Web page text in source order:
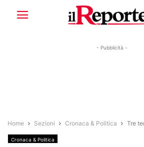
- Pubblicità -
Home Sezioni Cronaca & Politica Tre
Cronaca & Politica